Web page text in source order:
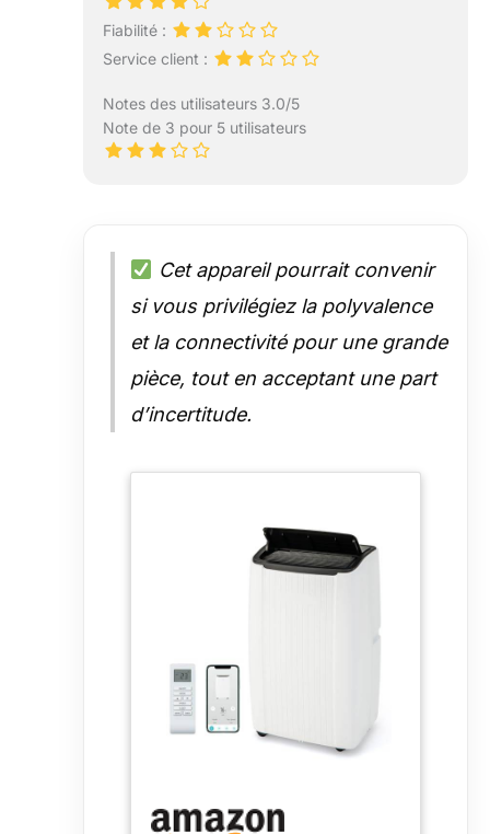
Fiabilité :
Service client :
Notes des utilisateurs 3.0/5
Note de 3 pour 5 utilisateurs
Cet appareil pourrait convenir
si vous privilégiez la polyvalence
et la connectivité pour une grande
pièce, tout en acceptant une part
d’incertitude.